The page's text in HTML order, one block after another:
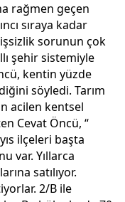
rağmen geçen
sıraya kadar
sorunun çok
şehir sistemiyle
kentin yüzde
söyledi. Tarım
acilen kentsel
Cevat Öncü, “
ilçeleri başta
var. Yıllarca
satılıyor.
2/B ile